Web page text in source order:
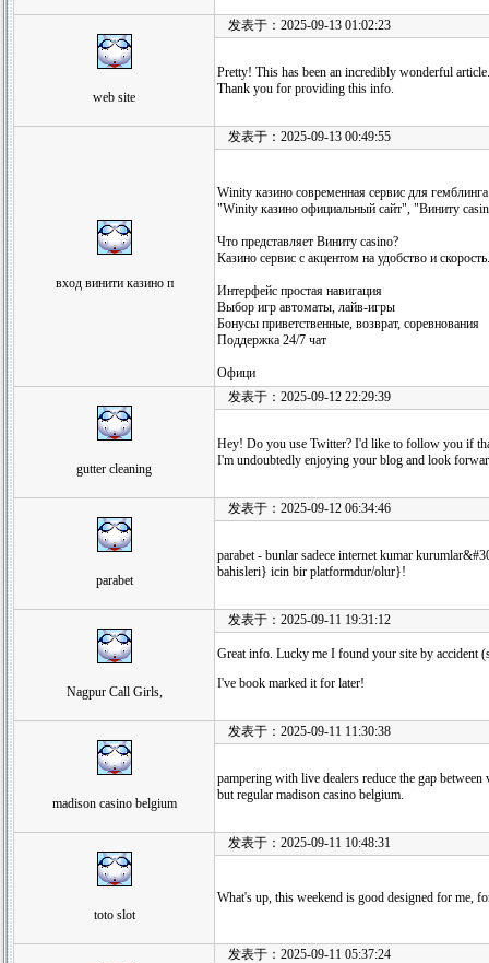
web site
发表于：2025-09-13 01:02:23
Pretty! This has been an incredibly wonderful article.
Thank you for providing this info.
вход винити казино п
发表于：2025-09-13 00:49:55
Winity казино современная сервис для
"Winity казино официальный сайт", "Виниту
Что представляет Виниту casino?
Казино сервис с акцентом на удобство и
Интерфейс простая навигация
Выбор игр автоматы, лайв-игры
Бонусы приветственные, возврат, соревнования
Поддержка 24/7 чат
Офици
gutter cleaning
发表于：2025-09-12 22:29:39
Hey! Do you use Twitter? I'd like to follow you if
I'm undoubtedly enjoying your blog and look
parabet
发表于：2025-09-12 06:34:46
parabet - bunlar sadece internet kumar
bahisleri} icin bir platformdur/olur}!
Nagpur Call Girls,
发表于：2025-09-11 19:31:12
Great info. Lucky me I found your site by accident
I've book marked it for later!
madison casino belgium
发表于：2025-09-11 11:30:38
pampering with live dealers reduce the gap
but regular madison casino belgium.
toto slot
发表于：2025-09-11 10:48:31
What's up, this weekend is good designed for me,
发表于：2025-09-11 05:37:24